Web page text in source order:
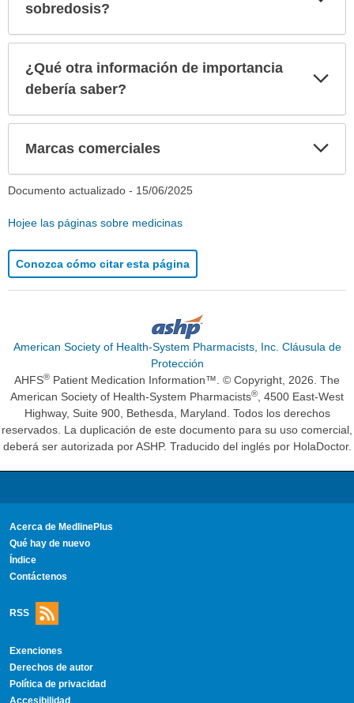
sobredosis?
¿Qué otra información de importancia
debería saber?
Marcas comerciales
Documento actualizado - 15/06/2025
Hojee las páginas sobre medicinas
Conozca cómo citar esta página
American Society of Health-System Pharmacists, Inc. Cláusula de
Protección
AHFS® Patient Medication Information™. © Copyright, 2026. The
American Society of Health-System Pharmacists®, 4500 East-West
Highway, Suite 900, Bethesda, Maryland. Todos los derechos
reservados. La duplicación de este documento para su uso comercial,
deberá ser autorizada por ASHP. Traducido del inglés por HolaDoctor.
Acerca de MedlinePlus
Qué hay de nuevo
Índice
Contáctenos
RSS
Exenciones
Derechos de autor
Política de privacidad
Accesibilidad